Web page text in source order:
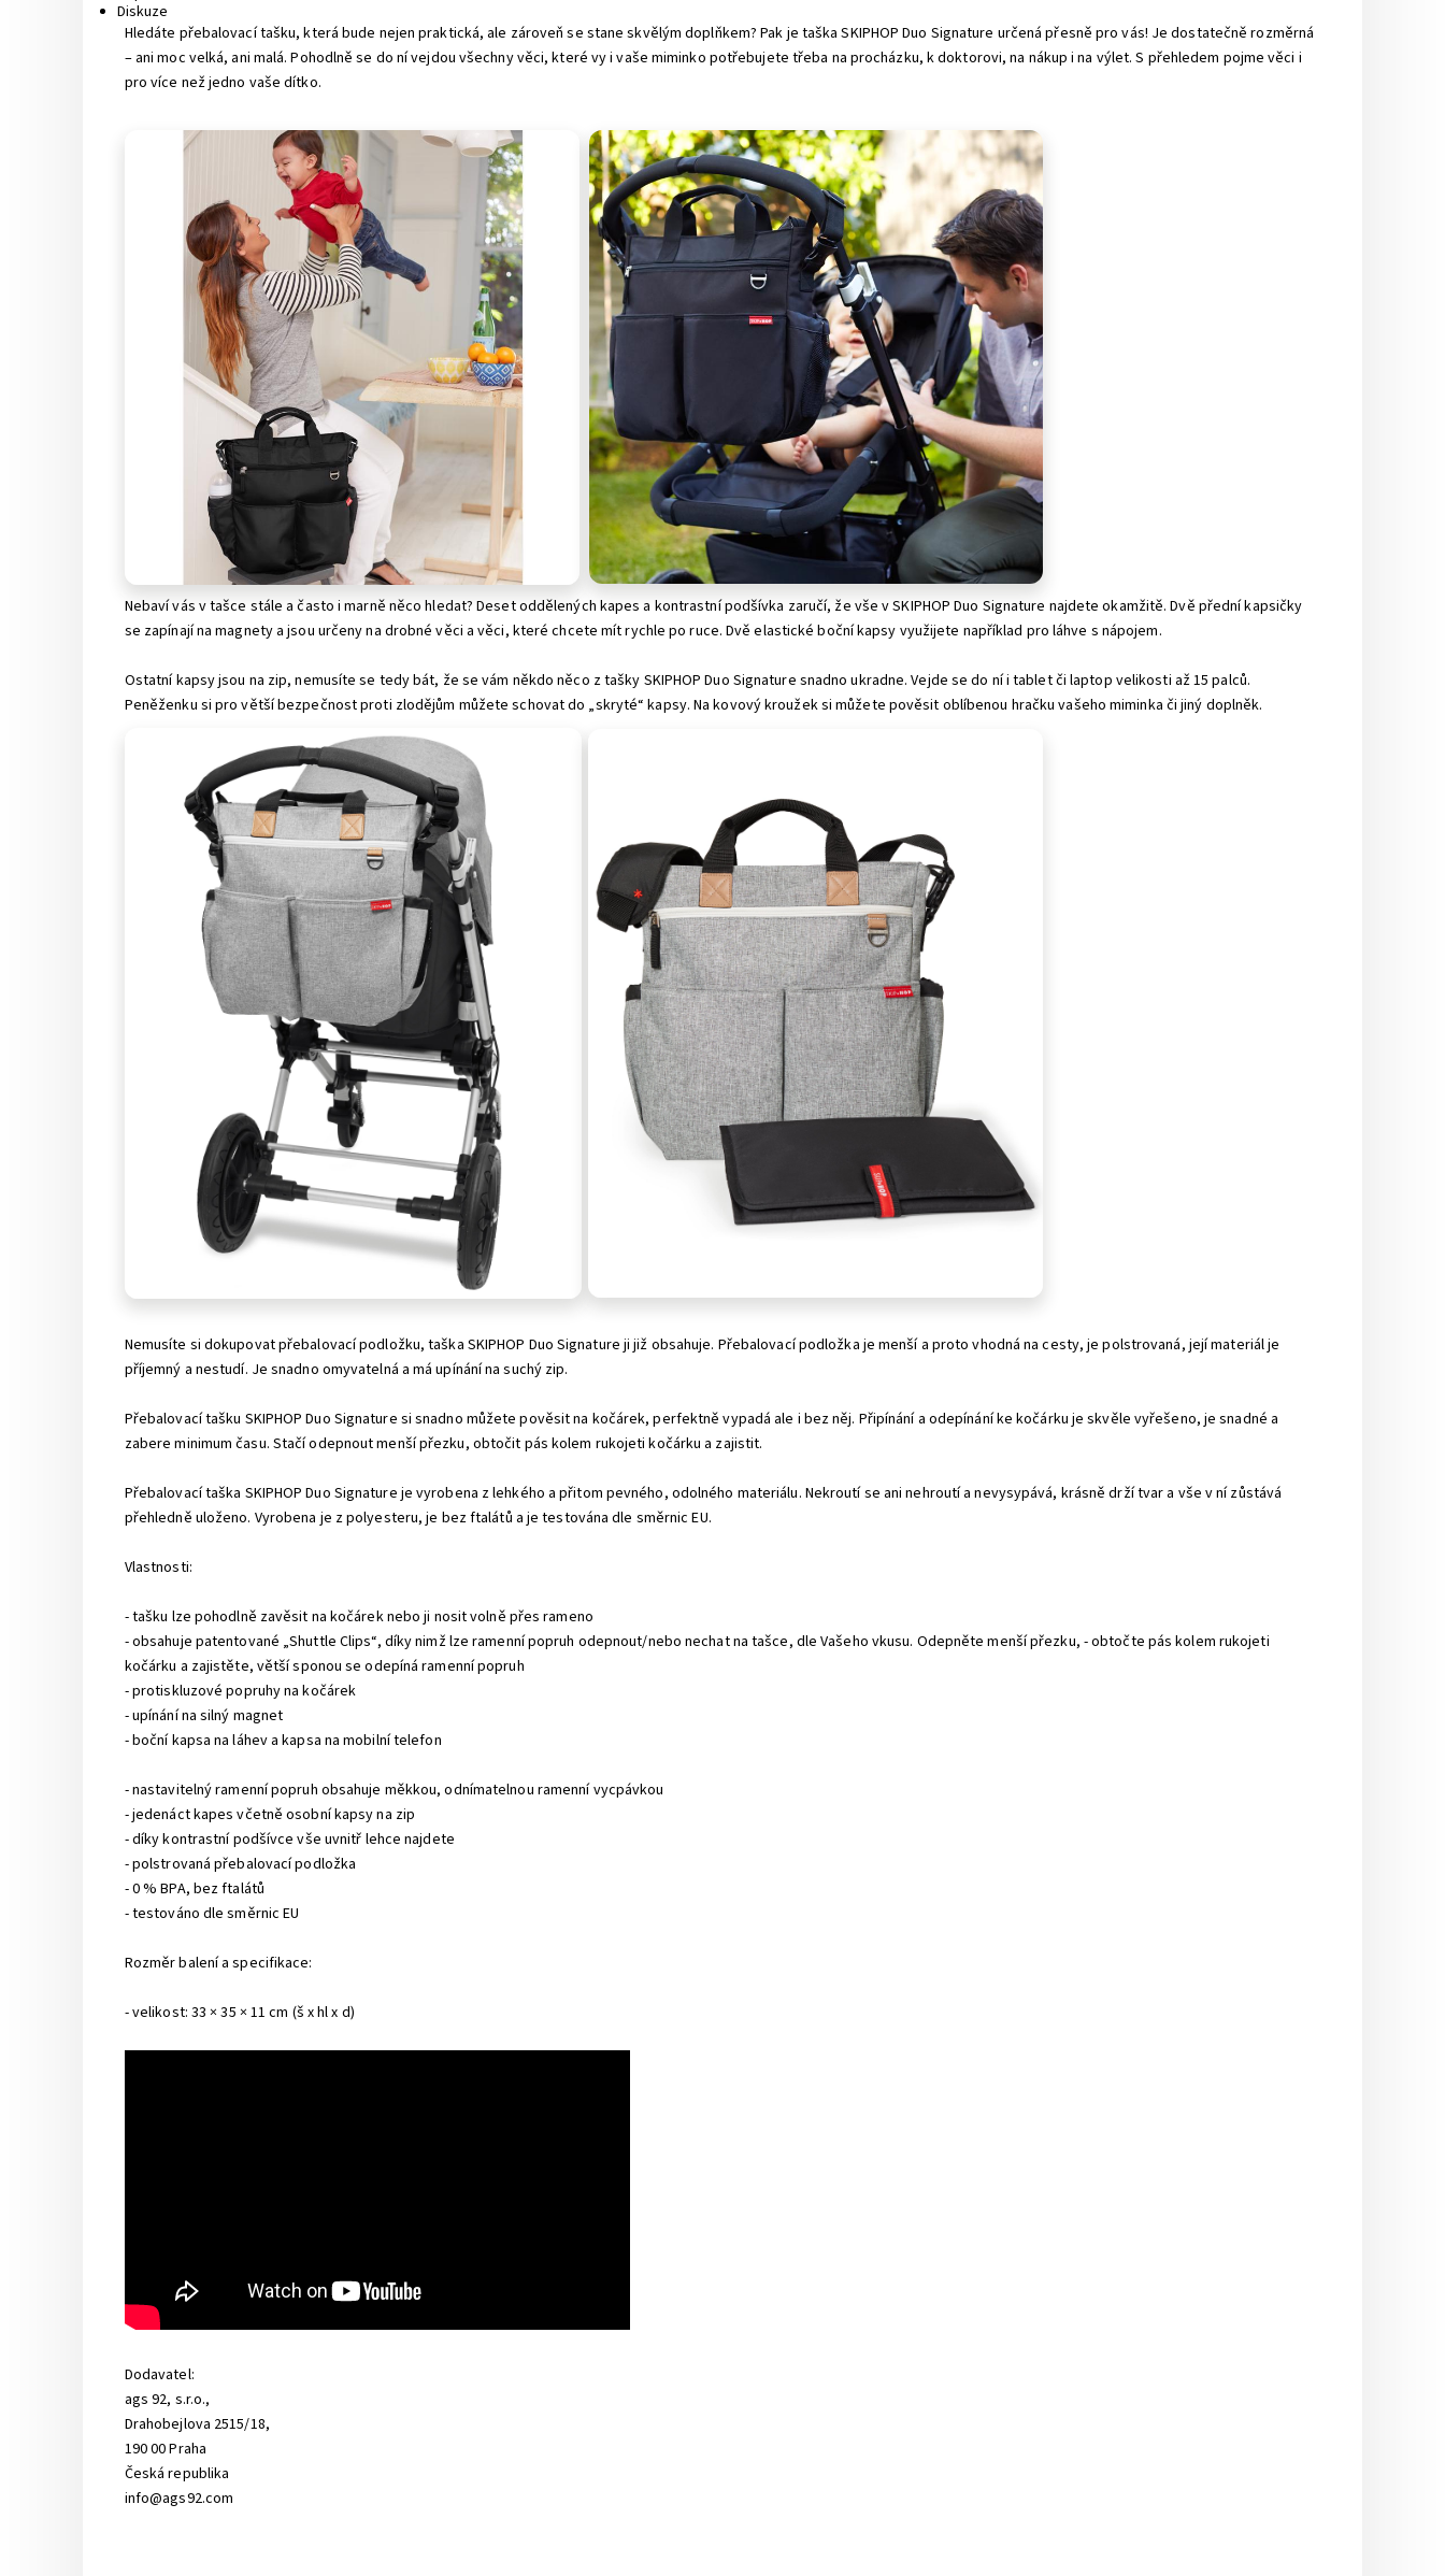
Diskuze
Hledáte přebalovací tašku, která bude nejen praktická, ale zároveň se stane skvělým doplňkem? Pak je taška SKIPHOP Duo Signature určená přesně pro vás! Je dostatečně rozměrná
– ani moc velká, ani malá. Pohodlně se do ní vejdou všechny věci, které vy i vaše miminko potřebujete třeba na procházku, k doktorovi, na nákup i na výlet. S přehledem pojme věci i
pro více než jedno vaše dítko.
Nebaví vás v tašce stále a často i marně něco hledat? Deset oddělených kapes a kontrastní podšívka zaručí, že vše v SKIPHOP Duo Signature najdete okamžitě. Dvě přední kapsičky
se zapínají na magnety a jsou určeny na drobné věci a věci, které chcete mít rychle po ruce. Dvě elastické boční kapsy využijete například pro láhve s nápojem.
Ostatní kapsy jsou na zip, nemusíte se tedy bát, že se vám někdo něco z tašky SKIPHOP Duo Signature snadno ukradne. Vejde se do ní i tablet či laptop velikosti až 15 palců.
Peněženku si pro větší bezpečnost proti zlodějům můžete schovat do „skryté“ kapsy. Na kovový kroužek si můžete pověsit oblíbenou hračku vašeho miminka či jiný doplněk.
Nemusíte si dokupovat přebalovací podložku, taška SKIPHOP Duo Signature ji již obsahuje. Přebalovací podložka je menší a proto vhodná na cesty, je polstrovaná, její materiál je
příjemný a nestudí. Je snadno omyvatelná a má upínání na suchý zip.
Přebalovací tašku SKIPHOP Duo Signature si snadno můžete pověsit na kočárek, perfektně vypadá ale i bez něj. Připínání a odepínání ke kočárku je skvěle vyřešeno, je snadné a
zabere minimum času. Stačí odepnout menší přezku, obtočit pás kolem rukojeti kočárku a zajistit.
Přebalovací taška SKIPHOP Duo Signature je vyrobena z lehkého a přitom pevného, odolného materiálu. Nekroutí se ani nehroutí a nevysypává, krásně drží tvar a vše v ní zůstává
přehledně uloženo. Vyrobena je z polyesteru, je bez ftalátů a je testována dle směrnic EU.
Vlastnosti:
- tašku lze pohodlně zavěsit na kočárek nebo ji nosit volně přes rameno
- obsahuje patentované „Shuttle Clips“, díky nimž lze ramenní popruh odepnout/nebo nechat na tašce, dle Vašeho vkusu. Odepněte menší přezku, - obtočte pás kolem rukojeti
kočárku a zajistěte, větší sponou se odepíná ramenní popruh
- protiskluzové popruhy na kočárek
- upínání na silný magnet
- boční kapsa na láhev a kapsa na mobilní telefon
- nastavitelný ramenní popruh obsahuje měkkou, odnímatelnou ramenní vycpávkou
- jedenáct kapes včetně osobní kapsy na zip
- díky kontrastní podšívce vše uvnitř lehce najdete
- polstrovaná přebalovací podložka
- 0 % BPA, bez ftalátů
- testováno dle směrnic EU
Rozměr balení a specifikace:
- velikost: 33 × 35 × 11 cm (š x hl x d)
Dodavatel:
ags 92, s.r.o.,
Drahobejlova 2515/18,
190 00 Praha
Česká republika
info@ags92.com